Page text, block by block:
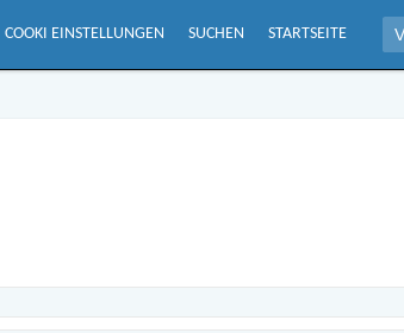
COOKI EINSTELLUNGEN SUCHEN STARTSEITE